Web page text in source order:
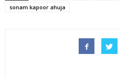
sonam kapoor ahuja